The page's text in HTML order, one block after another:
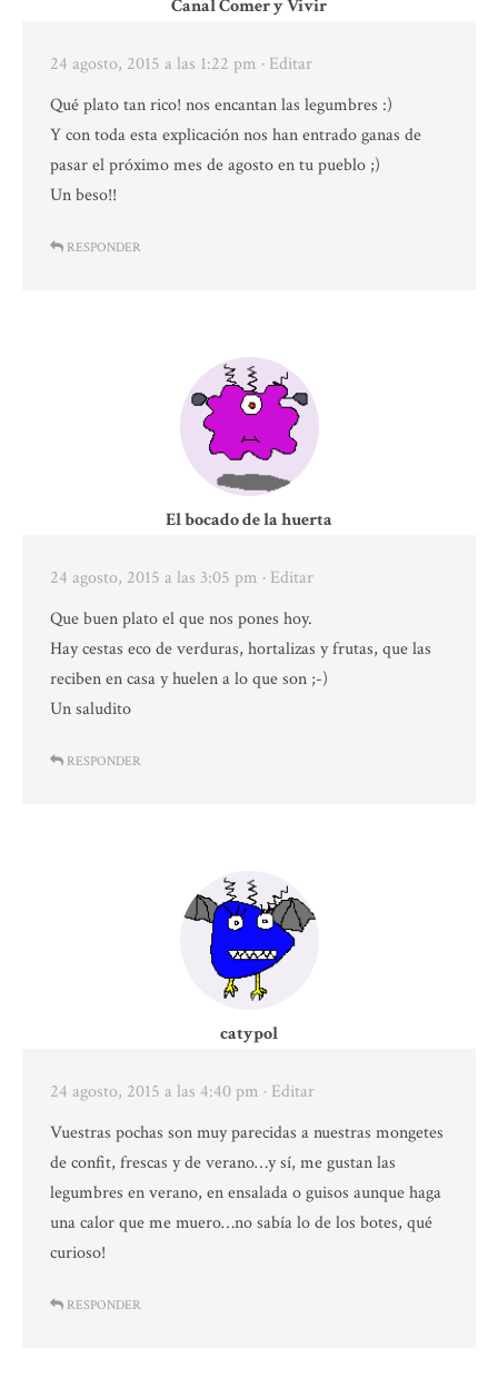
Canal Comer y Vivir
24 agosto, 2015 a las 1:22 pm · Editar
Qué plato tan rico! nos encantan las legumbres :)
Y con toda esta explicación nos han entrado ganas de
pasar el próximo mes de agosto en tu pueblo ;)
Un beso!!
RESPONDER
El bocado de la huerta
24 agosto, 2015 a las 3:05 pm · Editar
Que buen plato el que nos pones hoy.
Hay cestas eco de verduras, hortalizas y frutas, que las
reciben en casa y huelen a lo que son ;-)
Un saludito
RESPONDER
catypol
24 agosto, 2015 a las 4:40 pm · Editar
Vuestras pochas son muy parecidas a nuestras mongetes
de confit, frescas y de verano…y sí, me gustan las
legumbres en verano, en ensalada o guisos aunque haga
una calor que me muero…no sabía lo de los botes, qué
curioso!
RESPONDER